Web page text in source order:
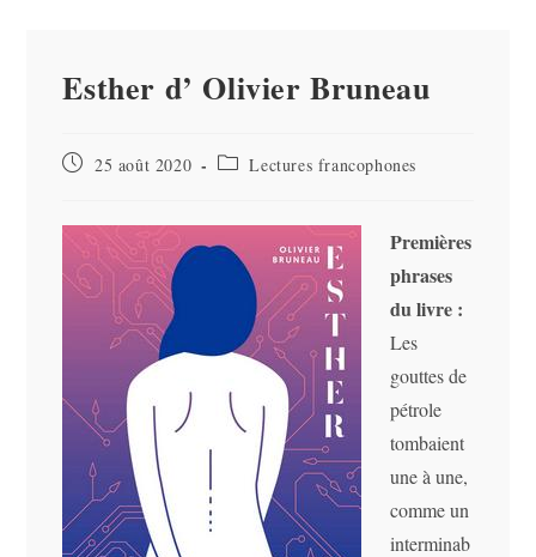
Esther d’ Olivier Bruneau
Publication
25 août 2020
Post Lectures francophones
Premières
phrases
du livre :
Les
gouttes de
pétrole
tombaient
une à une,
comme un
interminab